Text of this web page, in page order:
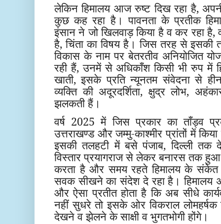
लेकिन हिमालय आज रुष्ट दिख रहा है,
कुछ कह रहा है। पावनता के प्रतीक
इंसान ने जो खिलवाड़ किया है व कर रहा है,
है, चिंता का विषय है। जिस तरह से इसकी
विकास के नाम पर बेतरतीव अनियोजित
रही हैं, उनमें से अधिकाँश किसी भी रुप में
खाती, इसके प्रति न्यूनतम संवेदना से
व्यक्ति की अदूरदर्शिता, क्षुद्र लोभ,
झलकती हैं।
वर्ष 2025 में जिस प्रकार का ताँड्व
उत्तराखण्ड और जम्मु-काश्मीर प्रांतों में
इसकी तलहटी में बसे पंजाब, दिल्ली
विस्तार प्रयागराज से लेकर बनारस तक हुआ
करता है और समय रहते हिमालय के
सवक सीखने का संदेश दे रहा है। हिमालय
और ऐसा प्रतीत होता है कि अब सीधे
नहीं सुधरे तो इसके ओर विकराल
देखने व झेलने के साक्षी व भुगतभोगी होंगे।